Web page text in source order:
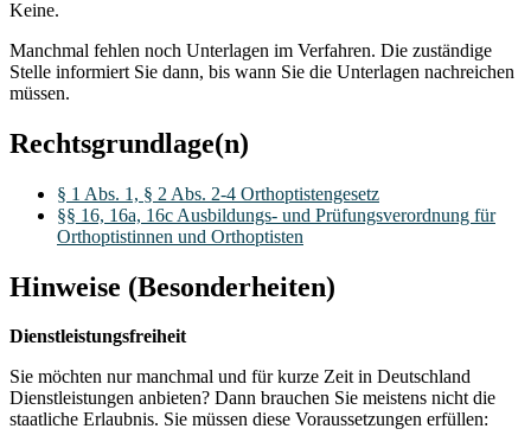
Keine.
Manchmal fehlen noch Unterlagen im Verfahren. Die zuständige
Stelle informiert Sie dann, bis wann Sie die Unterlagen nachreichen
müssen.
Rechtsgrundlage(n)
§ 1 Abs. 1, § 2 Abs. 2-4 Orthoptistengesetz
§§ 16, 16a, 16c Ausbildungs- und Prüfungsverordnung für
Orthoptistinnen und Orthoptisten
Hinweise (Besonderheiten)
Dienstleistungsfreiheit
Sie möchten nur manchmal und für kurze Zeit in Deutschland
Dienstleistungen anbieten? Dann brauchen Sie meistens nicht die
staatliche Erlaubnis. Sie müssen diese Voraussetzungen erfüllen: